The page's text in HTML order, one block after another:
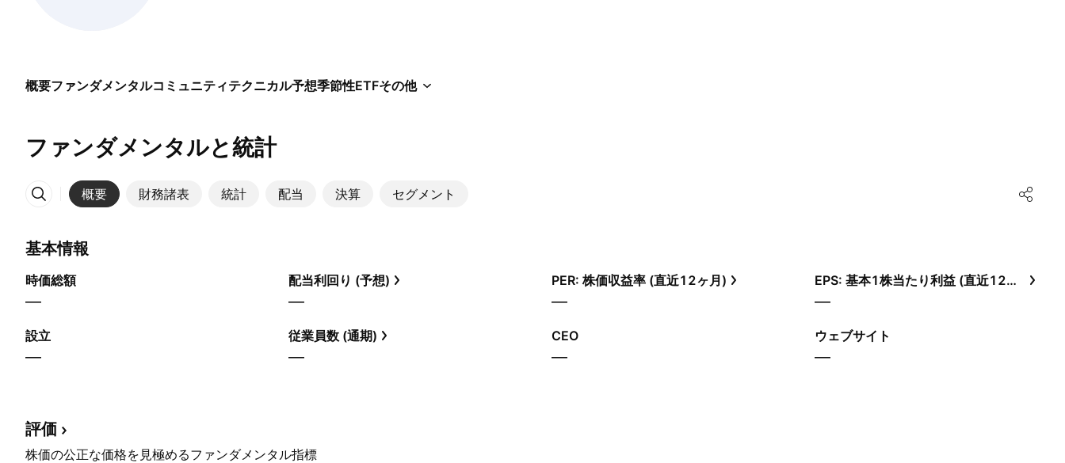
概要ファンダメンタルコミュニティテクニカル予想季節性ETFその他
ファンダメンタルと統計
概要 財務諸表 統計 配当 決算 セグメント
その他
基本情報
時価総額
—
配当利回り (予想)
—
PER: 株価収益率 (直近12ヶ月)
—
EPS: 基本1株当たり利益 (直近12ヶ月)
—
設立
—
従業員数 (通期)
—
CEO
—
ウェブサイト
—
評価
株価の公正な価格を見極めるファンダメンタル指標